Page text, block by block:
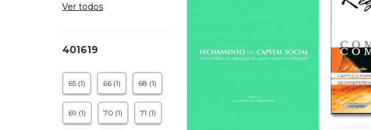
Ver todos
401619
65 (1) 66 (1) 68 (1)
69 (1) 70 (1) 71 (1)